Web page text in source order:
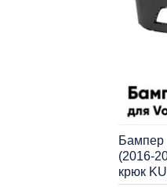
Бампер
(2016-
крюк